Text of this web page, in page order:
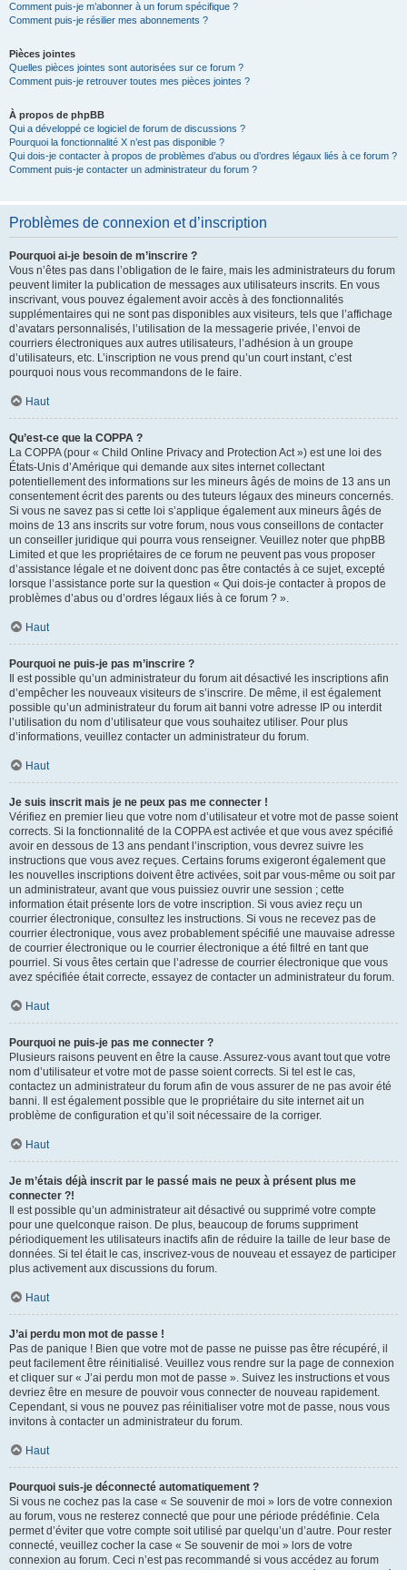
Comment puis-je m’abonner à un forum spécifique ?
Comment puis-je résilier mes abonnements ?
Pièces jointes
Quelles pièces jointes sont autorisées sur ce forum ?
Comment puis-je retrouver toutes mes pièces jointes ?
À propos de phpBB
Qui a développé ce logiciel de forum de discussions ?
Pourquoi la fonctionnalité X n’est pas disponible ?
Qui dois-je contacter à propos de problèmes d’abus ou d’ordres légaux liés à ce forum ?
Comment puis-je contacter un administrateur du forum ?
Problèmes de connexion et d’inscription
Pourquoi ai-je besoin de m’inscrire ?
Vous n’êtes pas dans l’obligation de le faire, mais les administrateurs du forum
peuvent limiter la publication de messages aux utilisateurs inscrits. En vous
inscrivant, vous pouvez également avoir accès à des fonctionnalités
supplémentaires qui ne sont pas disponibles aux visiteurs, tels que l’affichage
d’avatars personnalisés, l’utilisation de la messagerie privée, l’envoi de
courriers électroniques aux autres utilisateurs, l’adhésion à un groupe
d’utilisateurs, etc. L’inscription ne vous prend qu’un court instant, c’est
pourquoi nous vous recommandons de le faire.
Haut
Qu’est-ce que la COPPA ?
La COPPA (pour « Child Online Privacy and Protection Act ») est une loi des
États-Unis d’Amérique qui demande aux sites internet collectant
potentiellement des informations sur les mineurs âgés de moins de 13 ans un
consentement écrit des parents ou des tuteurs légaux des mineurs concernés.
Si vous ne savez pas si cette loi s’applique également aux mineurs âgés de
moins de 13 ans inscrits sur votre forum, nous vous conseillons de contacter
un conseiller juridique qui pourra vous renseigner. Veuillez noter que phpBB
Limited et que les propriétaires de ce forum ne peuvent pas vous proposer
d’assistance légale et ne doivent donc pas être contactés à ce sujet, excepté
lorsque l’assistance porte sur la question « Qui dois-je contacter à propos de
problèmes d’abus ou d’ordres légaux liés à ce forum ? ».
Haut
Pourquoi ne puis-je pas m’inscrire ?
Il est possible qu’un administrateur du forum ait désactivé les inscriptions afin
d’empêcher les nouveaux visiteurs de s’inscrire. De même, il est également
possible qu’un administrateur du forum ait banni votre adresse IP ou interdit
l’utilisation du nom d’utilisateur que vous souhaitez utiliser. Pour plus
d’informations, veuillez contacter un administrateur du forum.
Haut
Je suis inscrit mais je ne peux pas me connecter !
Vérifiez en premier lieu que votre nom d’utilisateur et votre mot de passe soient
corrects. Si la fonctionnalité de la COPPA est activée et que vous avez spécifié
avoir en dessous de 13 ans pendant l’inscription, vous devrez suivre les
instructions que vous avez reçues. Certains forums exigeront également que
les nouvelles inscriptions doivent être activées, soit par vous-même ou soit par
un administrateur, avant que vous puissiez ouvrir une session ; cette
information était présente lors de votre inscription. Si vous aviez reçu un
courrier électronique, consultez les instructions. Si vous ne recevez pas de
courrier électronique, vous avez probablement spécifié une mauvaise adresse
de courrier électronique ou le courrier électronique a été filtré en tant que
pourriel. Si vous êtes certain que l’adresse de courrier électronique que vous
avez spécifiée était correcte, essayez de contacter un administrateur du forum.
Haut
Pourquoi ne puis-je pas me connecter ?
Plusieurs raisons peuvent en être la cause. Assurez-vous avant tout que votre
nom d’utilisateur et votre mot de passe soient corrects. Si tel est le cas,
contactez un administrateur du forum afin de vous assurer de ne pas avoir été
banni. Il est également possible que le propriétaire du site internet ait un
problème de configuration et qu’il soit nécessaire de la corriger.
Haut
Je m’étais déjà inscrit par le passé mais ne peux à présent plus me
connecter ?!
Il est possible qu’un administrateur ait désactivé ou supprimé votre compte
pour une quelconque raison. De plus, beaucoup de forums suppriment
périodiquement les utilisateurs inactifs afin de réduire la taille de leur base de
données. Si tel était le cas, inscrivez-vous de nouveau et essayez de participer
plus activement aux discussions du forum.
Haut
J’ai perdu mon mot de passe !
Pas de panique ! Bien que votre mot de passe ne puisse pas être récupéré, il
peut facilement être réinitialisé. Veuillez vous rendre sur la page de connexion
et cliquer sur « J’ai perdu mon mot de passe ». Suivez les instructions et vous
devriez être en mesure de pouvoir vous connecter de nouveau rapidement.
Cependant, si vous ne pouvez pas réinitialiser votre mot de passe, nous vous
invitons à contacter un administrateur du forum.
Haut
Pourquoi suis-je déconnecté automatiquement ?
Si vous ne cochez pas la case « Se souvenir de moi » lors de votre connexion
au forum, vous ne resterez connecté que pour une période prédéfinie. Cela
permet d’éviter que votre compte soit utilisé par quelqu’un d’autre. Pour rester
connecté, veuillez cocher la case « Se souvenir de moi » lors de votre
connexion au forum. Ceci n’est pas recommandé si vous accédez au forum